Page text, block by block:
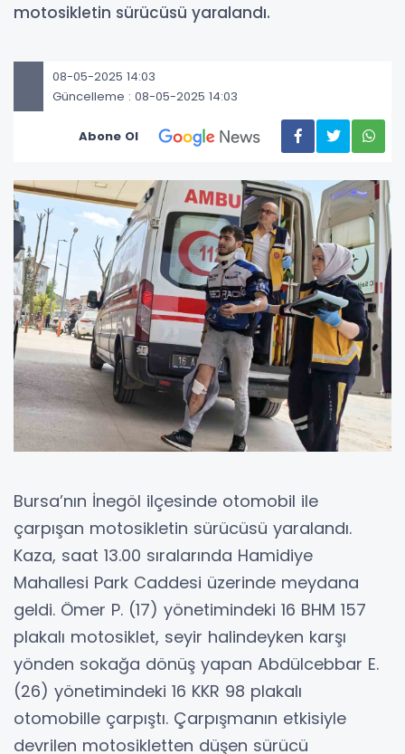
motosikletin sürücüsü yaralandı.
08-05-2025 14:03
Güncelleme : 08-05-2025 14:03
Abone Ol
Bursa’nın İnegöl ilçesinde otomobil ile
çarpışan motosikletin sürücüsü yaralandı.
Kaza, saat 13.00 sıralarında Hamidiye
Mahallesi Park Caddesi üzerinde meydana
geldi. Ömer P. (17) yönetimindeki 16 BHM 157
plakalı motosiklet, seyir halindeyken karşı
yönden sokağa dönüş yapan Abdülcebbar E.
(26) yönetimindeki 16 KKR 98 plakalı
otomobille çarpıştı. Çarpışmanın etkisiyle
devrilen motosikletten düşen sürücü